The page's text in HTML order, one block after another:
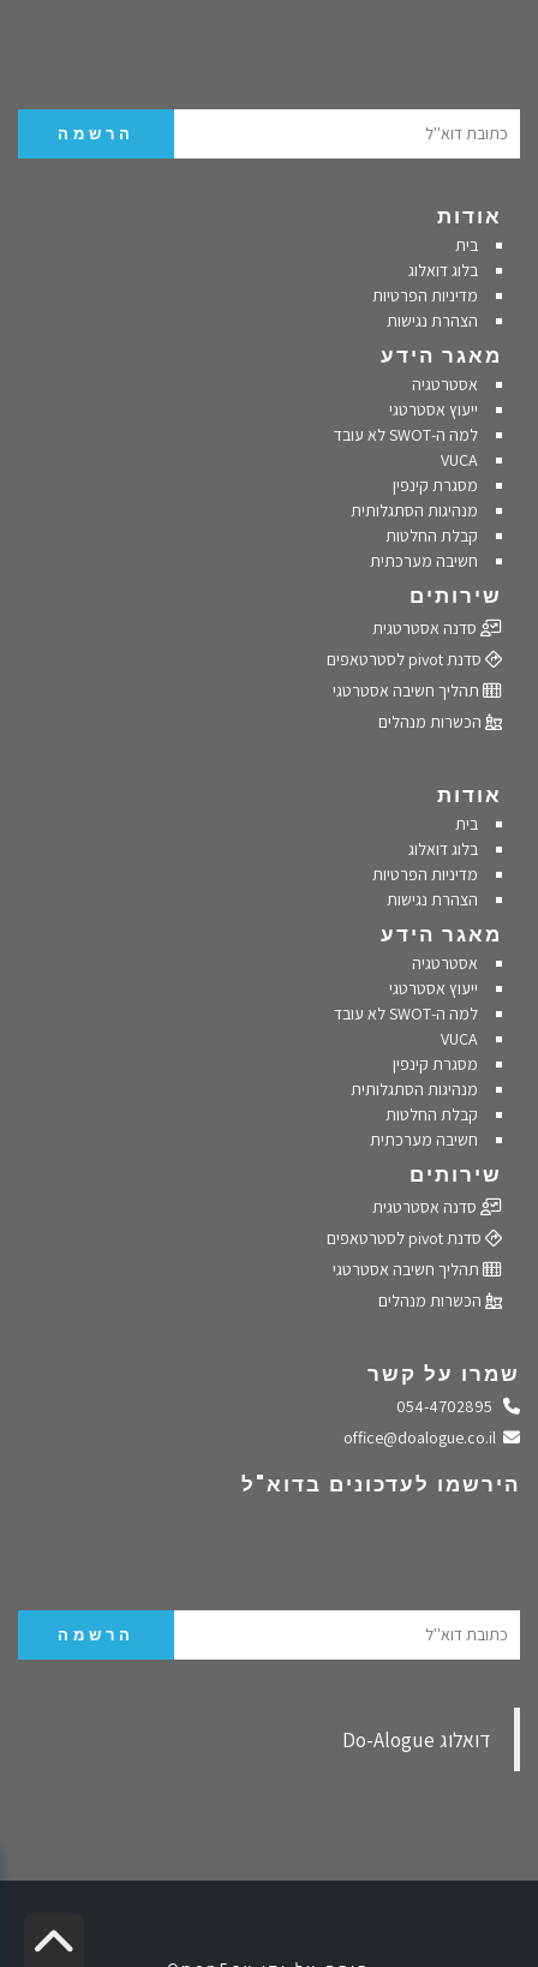
אודות
בית
בלוג דואלוג
מדיניות הפרטיות
הצהרת נגישות
מאגר הידע
אסטרטגיה
ייעוץ אסטרטגי
למה ה-SWOT לא עובד
VUCA
מסגרת קינפין
מנהיגות הסתגלותית
קבלת החלטות
חשיבה מערכתית
שירותים
סדנה אסטרטגית
סדנת pivot לסטרטאפים
תהליך חשיבה אסטרטגי
הכשרות מנהלים
אודות
בית
בלוג דואלוג
מדיניות הפרטיות
הצהרת נגישות
מאגר הידע
אסטרטגיה
ייעוץ אסטרטגי
למה ה-SWOT לא עובד
VUCA
מסגרת קינפין
מנהיגות הסתגלותית
קבלת החלטות
חשיבה מערכתית
שירותים
סדנה אסטרטגית
סדנת pivot לסטרטאפים
תהליך חשיבה אסטרטגי
הכשרות מנהלים
שמרו על קשר
התקשרו אלינו
שלחו מייל
הירשמו לעדכונים בדוא"ל
‏דואלוג Do-Alogue‏